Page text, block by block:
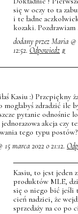
się w oczy to ta
i te ładne
kozaki. Pozdrawiam
dodany przez Maria @
12:52. Odpowiedz #
Kasiu :) Przepiękny
zdradzić ile
pytanie odnośnie
akcja czy
tego typu postów?
marca 2022 o 21:12.
Kasiu, to jest jeden
produktów MLE,
się o niego bić jeśli
cień nadziei, że
sprzedaży na co po